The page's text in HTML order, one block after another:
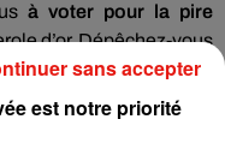
à voter pour la pire
d’or. Dépêchez-vous
jusqu’à ce mardi soir.
est notre priorité
sans accepter